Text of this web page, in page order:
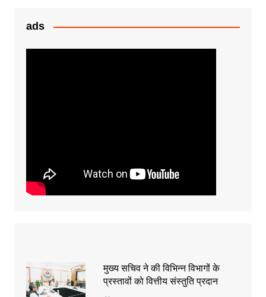
k
er
ads
मुख्य सचिव ने की विभिन्न विभागों के
प्रस्तावों को वित्तीय संस्तुति प्रदान